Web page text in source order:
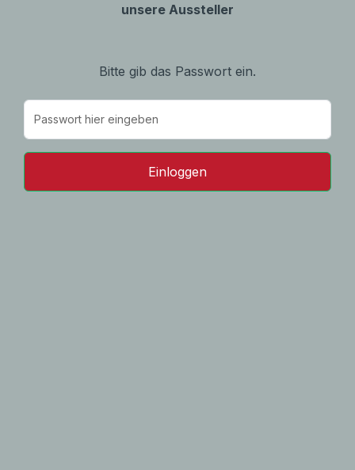
unsere Aussteller
Bitte gib das Passwort ein.
Einloggen